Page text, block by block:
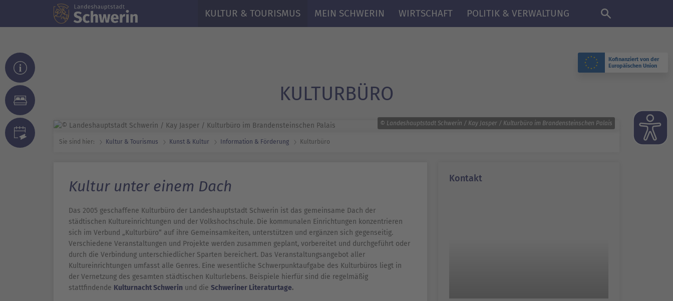
Kofinanziert von der
Europäischen Union
DE
KULTUR & TOURISMUS MEIN SCHWERIN WIRTSCHAFT POLITIK & VERWALTUNG
KULTURBÜRO
© Landeshauptstadt Schwerin / Kay Jasper / Kulturbüro im Brandensteinschen Palais
Sie sind hier: Kultur & Tourismus Kunst & Kultur Information & Förderung Kulturbüro
Kultur unter einem Dach
Das 2005 geschaffene Kulturbüro der Landeshauptstadt Schwerin ist das gemeinsame Dach der
städtischen Kultureinrichtungen und der Volkshochschule. Die kommunalen Einrichtungen konzentrieren
sich im Verbund „Kulturbüro“ auf ihre Gemeinsamkeiten, unterstützen und ergänzen sich gegenseitig.
Verschiedene Veranstaltungen und Projekte werden zusammen geplant, vorbereitet und durchgeführt oder
durch die Verbindung unterschiedlicher Sparten bereichert. Das Veranstaltungsangebot aller
Kultureinrichtungen umfasst alle Genres. Eine wesentliche Schwerpunktaufgabe des Kulturbüros liegt in
der Vernetzung des gesamten städtischen Kulturlebens. Beispiele hierfür sind die regelmäßig
stattfindende Kulturnacht Schwerin und die Schweriner Literaturtage.
Kontakt